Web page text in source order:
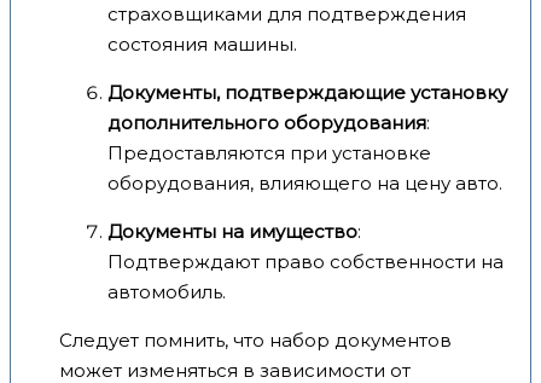
страховщиками для подтверждения
состояния машины.
Документы, подтверждающие установку
дополнительного оборудования:
Предоставляются при установке
оборудования, влияющего на цену авто.
Документы на имущество:
Подтверждают право собственности на
автомобиль.
Следует помнить, что набор документов
может изменяться в зависимости от